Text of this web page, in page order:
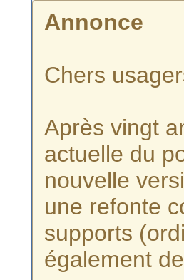
Annonce
Chers
Après vingt
actuelle du
nouvelle
une refonte
supports
également